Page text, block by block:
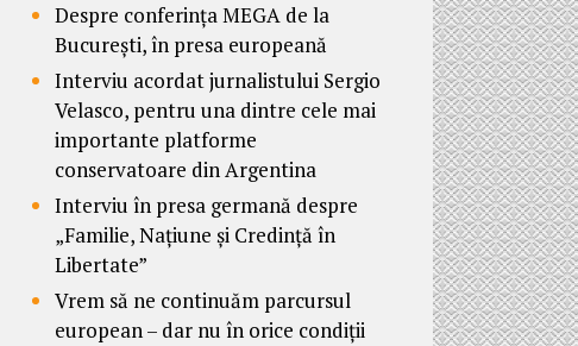
Despre conferința MEGA de la
București, în presa europeană
Interviu acordat jurnalistului Sergio
Velasco, pentru una dintre cele mai
importante platforme
conservatoare din Argentina
Interviu în presa germană despre
„Familie, Națiune și Credință în
Libertate”
Vrem să ne continuăm parcursul
european – dar nu în orice condiții